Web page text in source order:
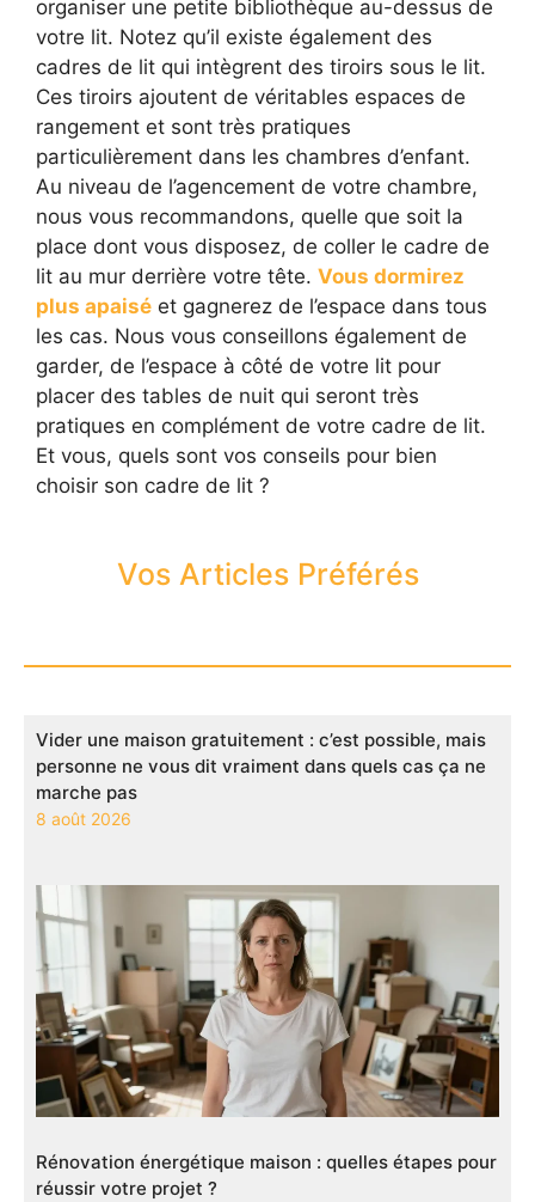
organiser une petite bibliothèque au-dessus de
votre lit. Notez qu’il existe également des
cadres de lit qui intègrent des tiroirs sous le lit.
Ces tiroirs ajoutent de véritables espaces de
rangement et sont très pratiques
particulièrement dans les chambres d’enfant.
Au niveau de l’agencement de votre chambre,
nous vous recommandons, quelle que soit la
place dont vous disposez, de coller le cadre de
lit au mur derrière votre tête. Vous dormirez
plus apaisé et gagnerez de l’espace dans tous
les cas. Nous vous conseillons également de
garder, de l’espace à côté de votre lit pour
placer des tables de nuit qui seront très
pratiques en complément de votre cadre de lit.
Et vous, quels sont vos conseils pour bien
choisir son cadre de lit ?
Vos Articles Préférés
Vider une maison gratuitement : c’est possible, mais
personne ne vous dit vraiment dans quels cas ça ne
marche pas
8 août 2026
Rénovation énergétique maison : quelles étapes pour
réussir votre projet ?